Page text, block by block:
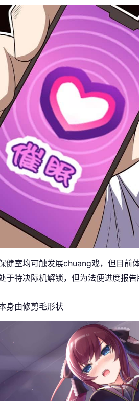
健室均可触发展chuang戏，但目前
于特决际机解锁，但为法便进度报
身由修剪毛形状